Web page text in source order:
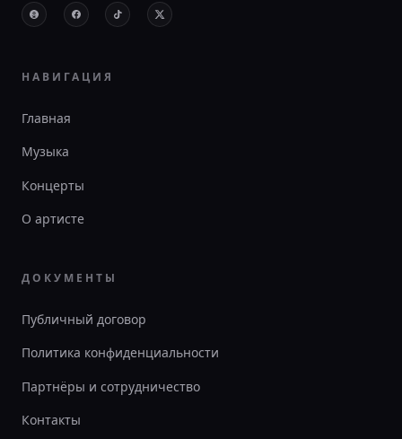
НАВИГАЦИЯ
Главная
Музыка
Концерты
О артисте
ДОКУМЕНТЫ
Публичный договор
Политика конфиденциальности
Партнёры и сотрудничество
Контакты